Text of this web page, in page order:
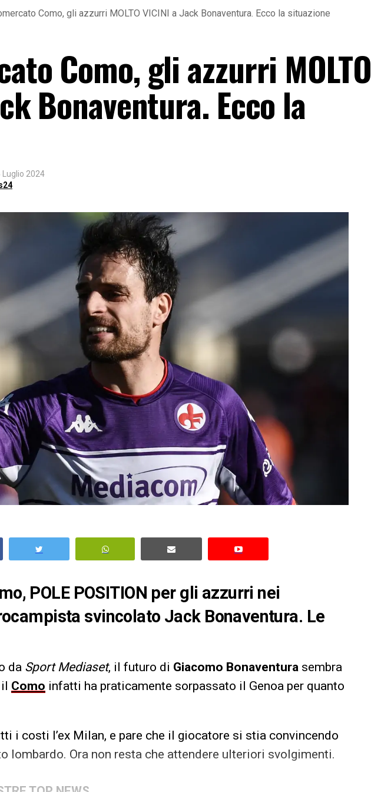
Como, gli azzurri MOLTO VICINI a Jack Bonaventura. Ecco la situazione
Como, gli azzurri MOLTO
Bonaventura. Ecco la
Luglio 2024
POLE POSITION per gli azzurri nei
svincolato Jack Bonaventura. Le
da Sport Mediaset, il futuro di Giacomo Bonaventura sembra
Como infatti ha praticamente sorpassato il Genoa per quanto
i costi l’ex Milan, e pare che il giocatore si stia convincendo
lombardo. Ora non resta che attendere ulteriori svolgimenti.